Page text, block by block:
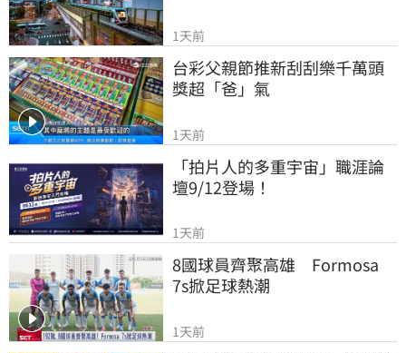
1天前
台彩父親節推新刮刮樂千萬頭
獎超「爸」氣
1天前
「拍片人的多重宇宙」職涯論
壇9/12登場！
1天前
8國球員齊聚高雄　Formosa
7s掀足球熱潮
1天前